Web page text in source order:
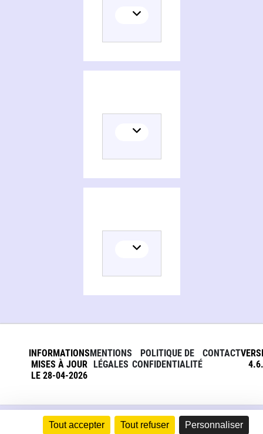
Tout accepter Tout refuser Personnaliser
INFORMATIONS
MISES À JOUR
LE 28-04-2026
MENTIONS
LÉGALES
POLITIQUE DE
CONFIDENTIALITÉ
CONTACT